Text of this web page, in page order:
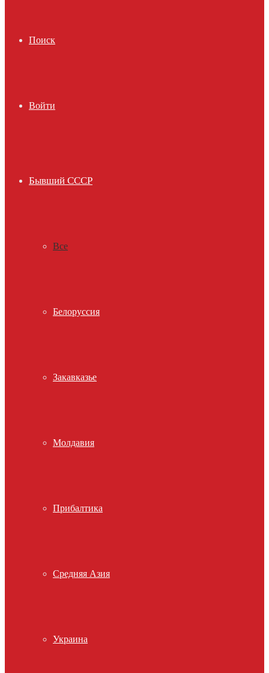
Поиск
Войти
Бывший СССР
Все
Белоруссия
Закавказье
Молдавия
Прибалтика
Средняя Азия
Украина